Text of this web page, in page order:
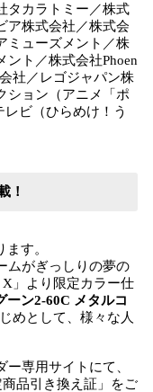
タカラトミー／株式
ア株式会社／株式会
ミューズメント／株
ト／株式会社Phoen
社／レゴジャパン株
ション（アニメ「ポ
ビ（ひらめけ！う
！
す。
ムがぎっしりの夢の
」より限定カラー仕
ン2-60C メタルコ
めとして、様々な人
専用サイトにて、
品引き換え証」をご